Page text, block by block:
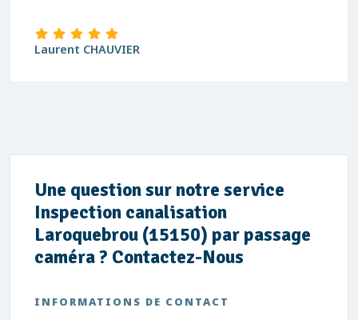
david Blanchard
Une question sur notre service
Inspection canalisation
Laroquebrou (15150) par passage
caméra ? Contactez-Nous
INFORMATIONS DE CONTACT